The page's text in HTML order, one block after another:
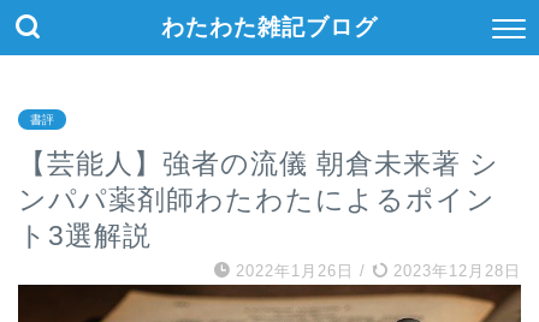
わたわた雑記ブログ
書評
【芸能人】強者の流儀 朝倉未来著 シ
ンパパ薬剤師わたわたによるポイン
ト3選解説
2022年1月26日 / 2023年12月28日